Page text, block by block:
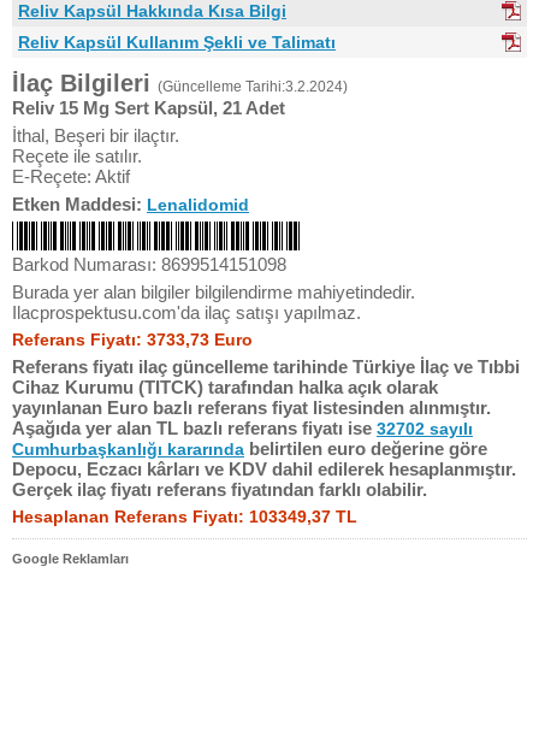
Reliv Kapsül Hakkında Kısa Bilgi
Reliv Kapsül Kullanım Şekli ve Talimatı
İlaç Bilgileri (Güncelleme Tarihi:3.2.2024)
Reliv 15 Mg Sert Kapsül, 21 Adet
İthal, Beşeri bir ilaçtır.
Reçete ile satılır.
E-Reçete: Aktif
Etken Maddesi: Lenalidomid
Barkod Numarası: 8699514151098
Burada yer alan bilgiler bilgilendirme mahiyetindedir.
Ilacprospektusu.com'da ilaç satışı yapılmaz.
Referans Fiyatı: 3733,73 Euro
Referans fiyatı ilaç güncelleme tarihinde Türkiye İlaç ve Tıbbi
Cihaz Kurumu (TITCK) tarafından halka açık olarak
yayınlanan Euro bazlı referans fiyat listesinden alınmıştır.
Aşağıda yer alan TL bazlı referans fiyatı ise 32702 sayılı
Cumhurbaşkanlığı kararında belirtilen euro değerine göre
Depocu, Eczacı kârları ve KDV dahil edilerek hesaplanmıştır.
Gerçek ilaç fiyatı referans fiyatından farklı olabilir.
Hesaplanan Referans Fiyatı: 103349,37 TL
Google Reklamları